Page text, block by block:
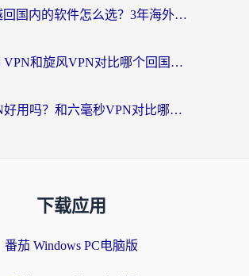
国外穿越回国内的软件怎么选？3年海外党亲测实用指南，告别地域限制
ChickCN VPN和旋风VPN对比哪个回国效果更好？海外党实测回国内网神器指南
斧牛VPN好用吗？和六毫秒VPN对比哪个回国效果更好？海外党亲测实用指南
下载应用
番茄 Windows PC电脑版